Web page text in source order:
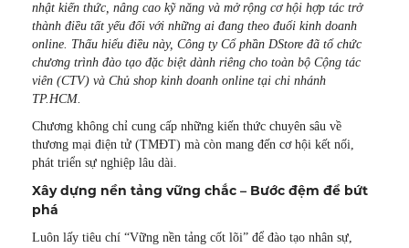
nhật kiến thức, nâng cao kỹ năng và mở rộng cơ hội hợp tác trở
thành điều tất yếu đối với những ai đang theo đuổi kinh doanh
online. Thấu hiểu điều này, Công ty Cổ phần DStore đã tổ chức
chương trình đào tạo đặc biệt dành riêng cho toàn bộ Cộng tác
viên (CTV) và Chủ shop kinh doanh online tại chi nhánh
TP.HCM.
Chương không chỉ cung cấp những kiến thức chuyên sâu về
thương mại điện tử (TMĐT) mà còn mang đến cơ hội kết nối,
phát triển sự nghiệp lâu dài.
Xây dựng nền tảng vững chắc – Bước đệm để bứt
phá
Luôn lấy tiêu chí “Vững nền tảng cốt lõi” để đào tạo nhân sự,